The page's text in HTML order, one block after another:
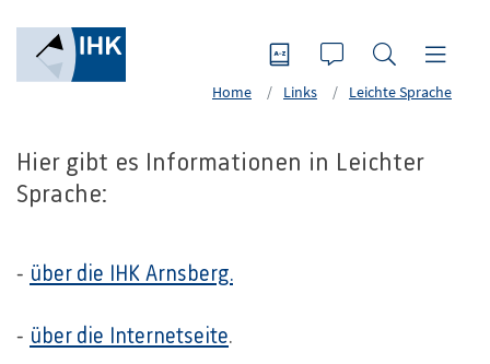
Home Links Leichte Sprache
Hier gibt es Informationen in Leichter
Sprache:
- über die IHK Arnsberg.
- über die Internetseite.